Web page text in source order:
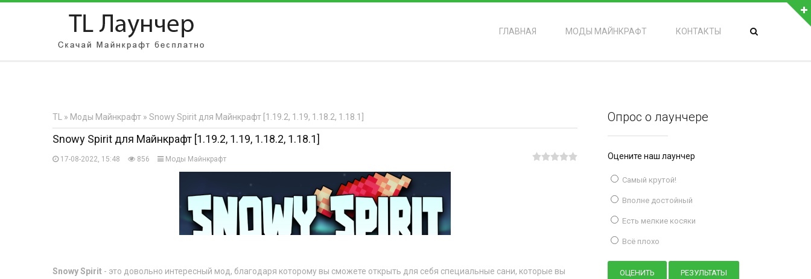
АВТОРИЗАЦИЯ НА САЙТЕ
Регистрация
ГЛАВНАЯ МОДЫ МАЙНКРАФТ КОНТАКТЫ
TL » Моды Майнкрафт » Snowy Spirit для Майнкрафт [1.19.2, 1.19, 1.18.2, 1.18.1]
Snowy Spirit для Майнкрафт [1.19.2, 1.19, 1.18.2, 1.18.1]
17-08-2022, 15:48 856 Моды Майнкрафт
Snowy Spirit - это довольно интересный мод, благодаря которому вы сможете открыть для себя специальные сани, которые вы
Опрос о лаунчере
Оцените наш лаунчер
Самый крутой!
Вполне достойный
Есть мелкие косяки
Всё плохо